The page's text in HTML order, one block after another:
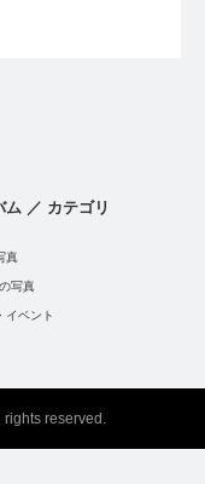
ム ／ カテゴリ
真
写真
イベント
rights reserved.